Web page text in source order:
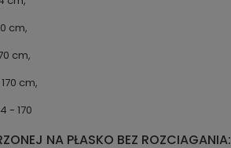
cm,
cm,
cm,
- 170
NA PŁASKO BEZ ROZCIAGANIA: